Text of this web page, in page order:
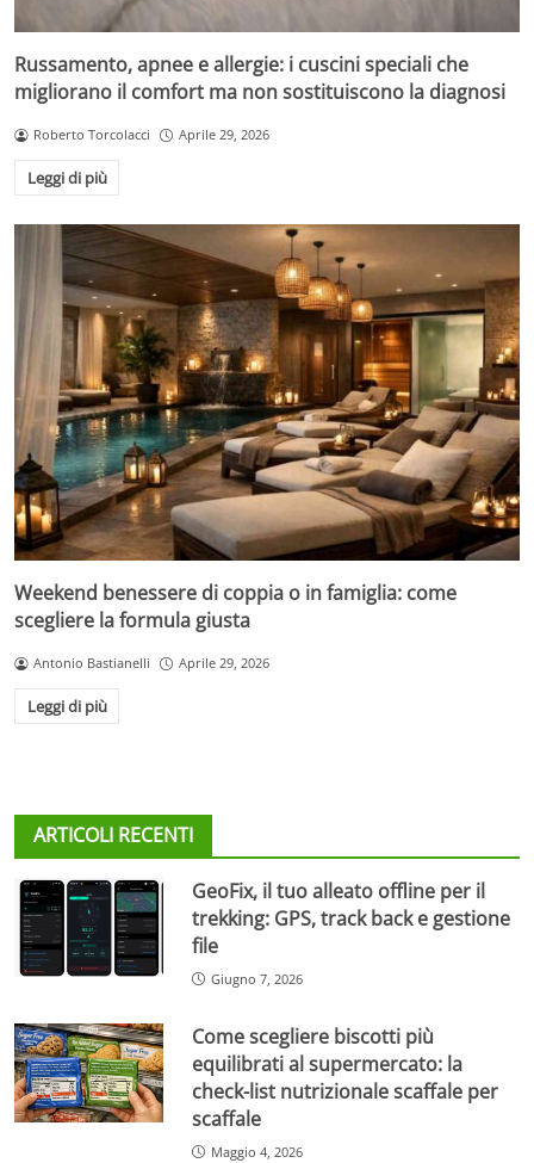
Russamento, apnee e allergie: i cuscini speciali che
migliorano il comfort ma non sostituiscono la diagnosi
Roberto Torcolacci Aprile 29, 2026
Leggi di più
Weekend benessere di coppia o in famiglia: come
scegliere la formula giusta
Antonio Bastianelli Aprile 29, 2026
Leggi di più
ARTICOLI RECENTI
GeoFix, il tuo alleato offline per il
trekking: GPS, track back e gestione
file
Giugno 7, 2026
Come scegliere biscotti più
equilibrati al supermercato: la
check-list nutrizionale scaffale per
scaffale
Maggio 4, 2026